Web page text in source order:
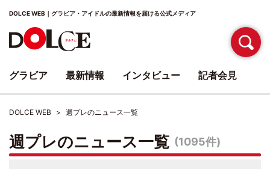
DOLCE WEB｜グラビア・アイドルの最新情報を届ける公式メディア
DOLCE WEB 週プレのニュース一覧
週プレのニュース一覧 (1095件)
グラビア 最新情報 インタビュー 記者会見